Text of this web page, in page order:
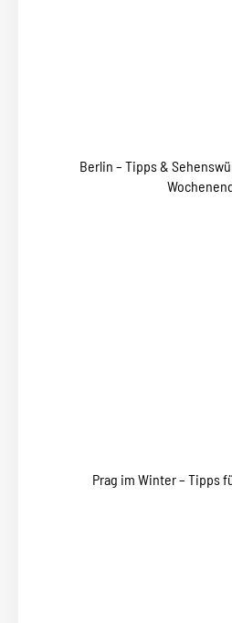
Berlin – Tipps &
Prag im Winter – Tipps